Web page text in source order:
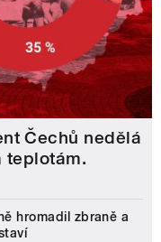
Čechů nedělá
teplotám.
hromadil zbraně a